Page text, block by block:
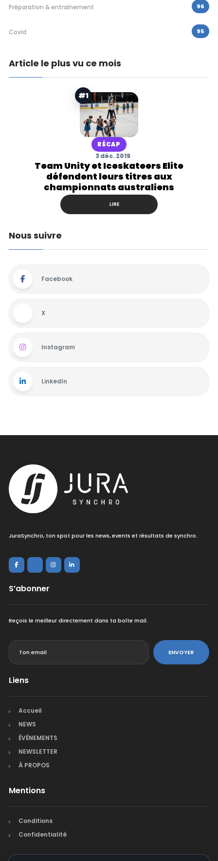
Préparation & entraînement 96
Covid 95
Article le plus vu ce mois
#1
RÉCAP
3 déc. 2019
Team Unity et Iceskateers Elite
défendent leurs titres aux
championnats australiens
LIRE
Nous suivre
Facebook
X
Instagram
LinkedIn
JuraSynchro, ton spot pour les news, events et résultats de synchro.
S’abonner
Reçois le meilleur directement dans ta boîte mail.
ENVOYER
Liens
Accueil
NEWS
ÉVÉNEMENTS
NEWSLETTER
À PROPOS
Mentions
Conditions
Confidentialité